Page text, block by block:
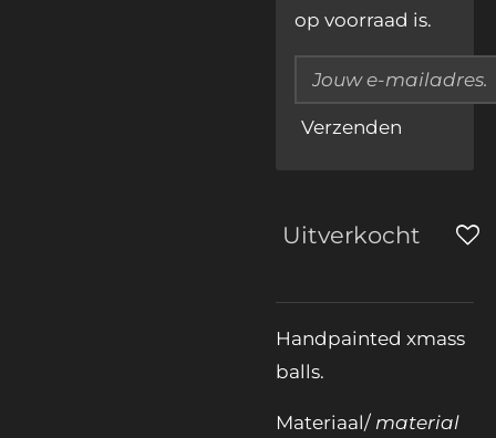
op voorraad is.
Verzenden
Uitverkocht
Handpainted xmass
balls.
Materiaal/ material